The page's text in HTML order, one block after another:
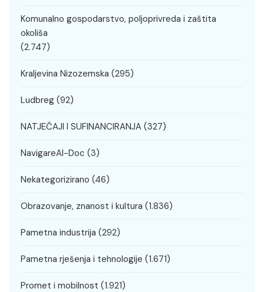
Komunalno gospodarstvo, poljoprivreda i zaštita
okoliša
(2.747)
Kraljevina Nizozemska (295)
Ludbreg (92)
NATJEČAJI I SUFINANCIRANJA (327)
NavigareAI-Doc (3)
Nekategorizirano (46)
Obrazovanje, znanost i kultura (1.836)
Pametna industrija (292)
Pametna rješenja i tehnologije (1.671)
Promet i mobilnost (1.921)